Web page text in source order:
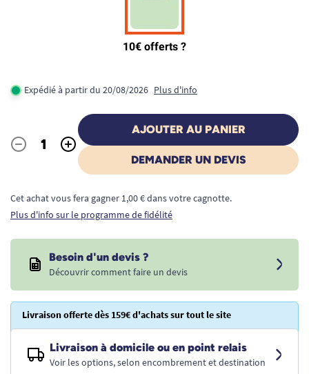
Expédié à partir du 20/08/2026 Plus d'info
Quantité
- +
AJOUTER AU PANIER
DEMANDER UN DEVIS
Cet achat vous fera gagner 1,00 € dans votre cagnotte.
Plus d'info sur le programme de fidélité
Besoin d'un devis ?
Découvrir comment faire un devis
Livraison offerte dès 159€ d'achats sur tout le site
Livraison à domicile ou en point relais
Voir les options, selon encombrement et destination